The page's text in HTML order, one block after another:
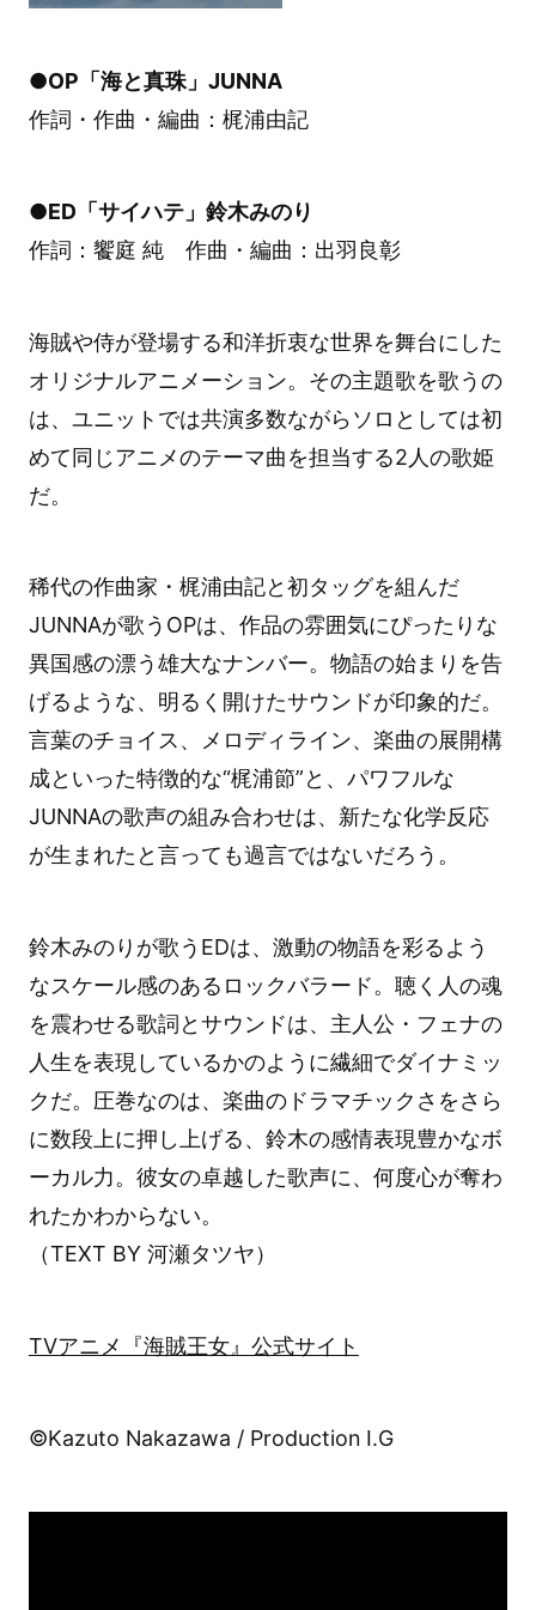
●OP「海と真珠」JUNNA
作詞・作曲・編曲：梶浦由記
●ED「サイハテ」鈴木みのり
作詞：饗庭 純 作曲・編曲：出羽良彰
海賊や侍が登場する和洋折衷な世界を舞台にした
オリジナルアニメーション。その主題歌を歌うの
は、ユニットでは共演多数ながらソロとしては初
めて同じアニメのテーマ曲を担当する2人の歌姫
だ。
稀代の作曲家・梶浦由記と初タッグを組んだ
JUNNAが歌うOPは、作品の雰囲気にぴったりな
異国感の漂う雄大なナンバー。物語の始まりを告
げるような、明るく開けたサウンドが印象的だ。
言葉のチョイス、メロディライン、楽曲の展開構
成といった特徴的な“梶浦節”と、パワフルな
JUNNAの歌声の組み合わせは、新たな化学反応
が生まれたと言っても過言ではないだろう。
鈴木みのりが歌うEDは、激動の物語を彩るよう
なスケール感のあるロックバラード。聴く人の魂
を震わせる歌詞とサウンドは、主人公・フェナの
人生を表現しているかのように繊細でダイナミッ
クだ。圧巻なのは、楽曲のドラマチックさをさら
に数段上に押し上げる、鈴木の感情表現豊かなボ
ーカル力。彼女の卓越した歌声に、何度心が奪わ
れたかわからない。
（TEXT BY 河瀬タツヤ）
TVアニメ『海賊王女』公式サイト
©Kazuto Nakazawa / Production I.G